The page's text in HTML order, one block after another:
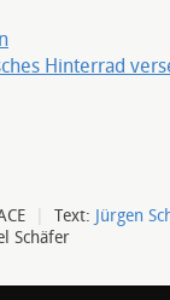
Hinterrad
Text: Jürgen
Schäfer